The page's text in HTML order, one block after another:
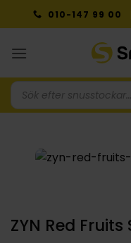
to
010-147 99
Produktsökning
ZYN Red